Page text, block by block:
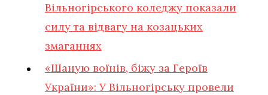
Вільногірського коледжу показали
силу та відвагу на козацьких
змаганнях
«Шаную воїнів, біжу за Героїв
України»: У Вільногірську провели